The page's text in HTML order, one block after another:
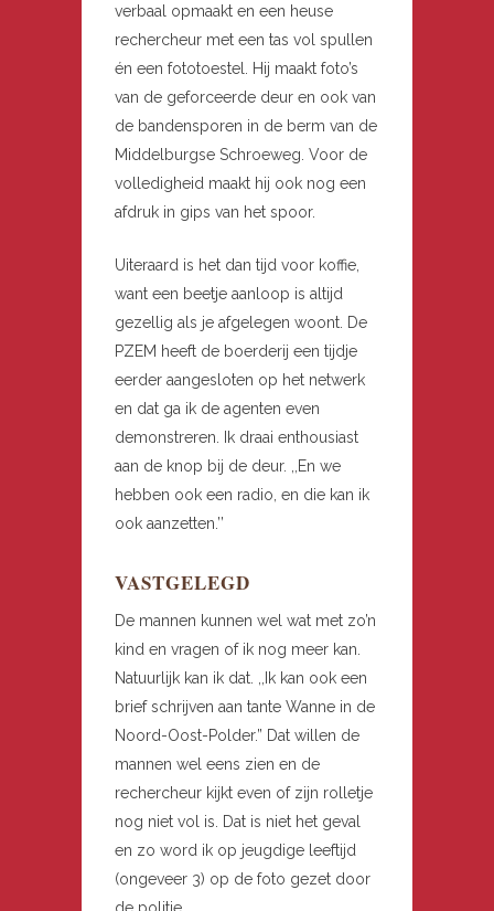
verbaal opmaakt en een heuse
rechercheur met een tas vol spullen
én een fototoestel. Hij maakt foto’s
van de geforceerde deur en ook van
de bandensporen in de berm van de
Middelburgse Schroeweg. Voor de
volledigheid maakt hij ook nog een
afdruk in gips van het spoor.
Uiteraard is het dan tijd voor koffie,
want een beetje aanloop is altijd
gezellig als je afgelegen woont. De
PZEM heeft de boerderij een tijdje
eerder aangesloten op het netwerk
en dat ga ik de agenten even
demonstreren. Ik draai enthousiast
aan de knop bij de deur. ,,En we
hebben ook een radio, en die kan ik
ook aanzetten.’’
VASTGELEGD
De mannen kunnen wel wat met zo’n
kind en vragen of ik nog meer kan.
Natuurlijk kan ik dat. ,,Ik kan ook een
brief schrijven aan tante Wanne in de
Noord-Oost-Polder.” Dat willen de
mannen wel eens zien en de
rechercheur kijkt even of zijn rolletje
nog niet vol is. Dat is niet het geval
en zo word ik op jeugdige leeftijd
(ongeveer 3) op de foto gezet door
de politie.